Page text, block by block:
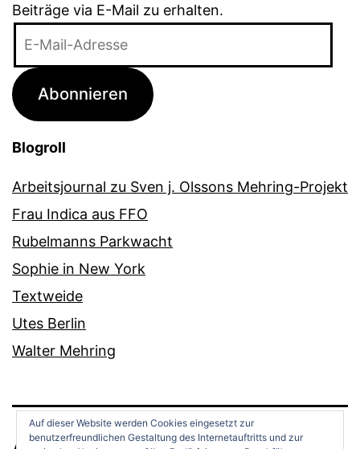
Beiträge via E-Mail zu erhalten.
Adresse
Abonnieren
Blogroll
Arbeitsjournal zu Sven j. Olssons Mehring-Projekt
Frau Indica aus FFO
Rubelmanns Parkwacht
Sophie in New York
Textweide
Utes Berlin
Walter Mehring
Auf dieser Website werden Cookies eingesetzt zur
benutzerfreundlichen Gestaltung des Internetauftritts und zur